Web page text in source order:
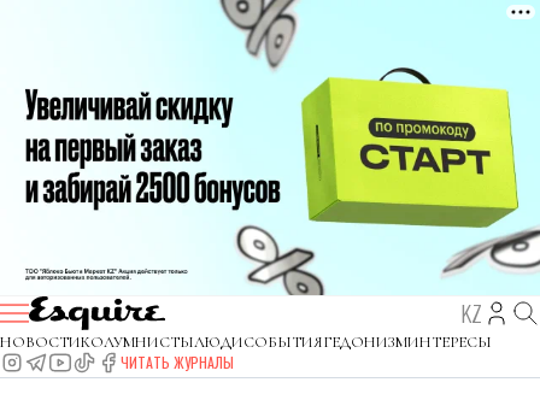
KZ
НОВОСТИКОЛУМНИСТЫЛЮДИСОБЫТИЯГЕДОНИЗМИНТЕРЕСЫ
ЧИТАТЬ ЖУРНАЛЫ